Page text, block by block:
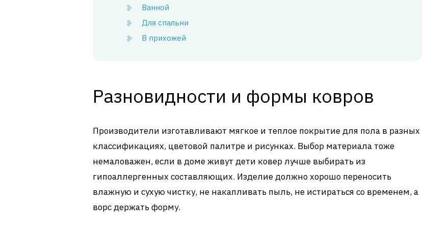
Ванной
Для спальни
В прихожей
Разновидности и формы ковров
Производители изготавливают мягкое и теплое покрытие для пола в разных
классификациях, цветовой палитре и рисунках. Выбор материала тоже
немаловажен, если в доме живут дети ковер лучше выбирать из
гипоаллергенных составляющих. Изделие должно хорошо переносить
влажную и сухую чистку, не накапливать пыль, не истираться со временем, а
ворс держать форму.